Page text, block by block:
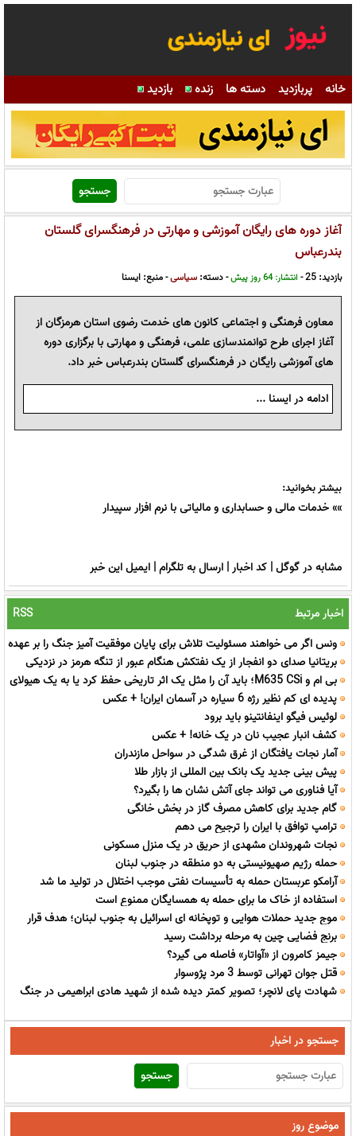
خانه پربازدید دسته ها زنده بازدید
آغاز دوره های رایگان آموزشی و مهارتی در فرهنگسرای گلستان
بندرعباس
بازدید: 25 - انتشار: 64 روز پیش - دسته: سیاسی- منبع: ایسنا
معاون فرهنگی و اجتماعی کانون های خدمت رضوی استان هرمزگان از
آغاز اجرای طرح توانمندسازی علمی، فرهنگی و مهارتی با برگزاری دوره
های آموزشی رایگان در فرهنگسرای گلستان بندرعباس خبر داد.
ادامه در ایسنا ...
بیشتر بخوانید:
»»خدمات مالی و حسابداری و مالیاتی با نرم افزار سپیدار
مشابه در گوگل| کد اخبار| ارسال به تلگرام| ایمیل این خبر
اخبار مرتبط
RSS
ونس اگر می خواهند مسئولیت تلاش برای پایان موفقیت آمیز جنگ را بر عهده
من بگذارند، از این موضوع خوشحال می شوم
بریتانیا صدای دو انفجار از یک نفتکش هنگام عبور از تنگه هرمز در نزدیکی
عمان شنیده شد
بی ام و M635 CSi؛ باید آن را مثل یک اثر تاریخی حفظ کرد یا به یک هیولای
پیست تبدیلش کرد؟
پدیده ای کم نظیر رژه 6 سیاره در آسمان ایران! + عکس
لوئیس فیگو اینفانتینو باید برود
کشف انبار عجیب نان در یک خانه! + عکس
آمار نجات یافتگان از غرق شدگی در سواحل مازندران
پیش بینی جدید یک بانک بین المللی از بازار طلا
آیا فناوری می تواند جای آتش نشان ها را بگیرد؟
گام جدید برای کاهش مصرف گاز در بخش خانگی
ترامپ توافق با ایران را ترجیح می دهم
نجات شهروندان مشهدی از حریق در یک منزل مسکونی
حمله رژیم صهیونیستی به دو منطقه در جنوب لبنان
آرامکو عربستان حمله به تأسیسات نفتی موجب اختلال در تولید ما شد
استفاده از خاک ما برای حمله به همسایگان ممنوع است
موج جدید حملات هوایی و توپخانه ای اسرائیل به جنوب لبنان؛ هدف قرار
گرفتن صور، منصوری و برج الشمالی
برنج فضایی چین به مرحله برداشت رسید
جیمز کامرون از «آواتار» فاصله می گیرد؟
قتل جوان تهرانی توسط 3 مرد پژوسوار
شهادت پای لانچر؛ تصویر کمتر دیده شده از شهید هادی ابراهیمی در جنگ
جستجو در اخبار
موضوع روز